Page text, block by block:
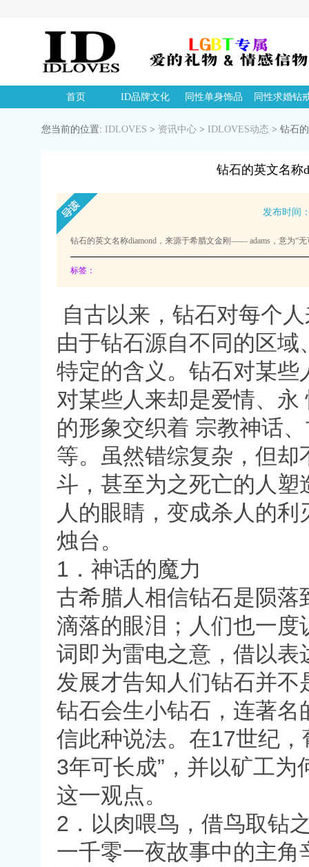
首页 ID品牌文化 同性单身饰品 同性求婚钻
您当前的位置: IDLOVES > 资讯中心 > IDLOVES动态 > 钻石
钻石的英文名称
发布时间
钻石的英文名称diamond，来源于希腊文金刚—— adams，意为“
标签：
自古以来，钻石对每个
由于钻石源自不同的区
特定的含义。钻石对某
对某些人来却是爱情、
的形象交织着 宗教神话
等。虽然错综复杂，但
斗，甚至为之死亡的人
人的眼睛，变成杀人的
烛台。
1．神话的魔力
古希腊人相信钻石是陨
滴落的眼泪；人们也一
词即为雷电之意，借以
发展才告知人们钻石并
钻石会生小钻石，连著
信此种说法。在17世纪
3年可长成”，并以矿工
这一观点。
2．以肉喂鸟，借鸟取钻
一千零一夜故事中的主